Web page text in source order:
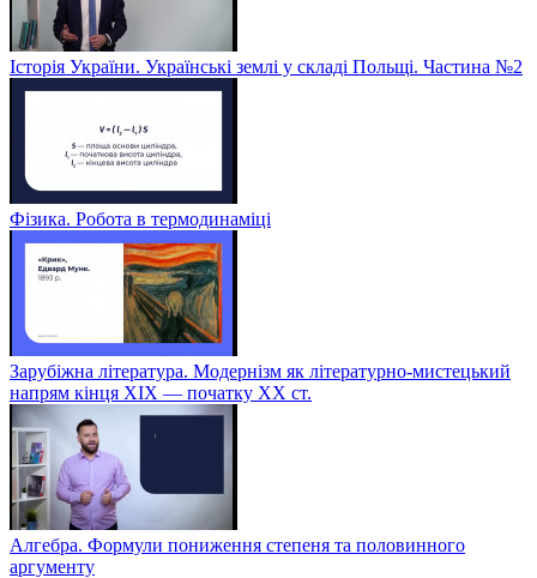
Історія України. Українські землі у складі Польщі. Частина №2
Фізика. Робота в термодинаміці
Зарубіжна література. Модернізм як літературно-мистецький
напрям кінця XIX — початку XX ст.
Алгебра. Формули пониження степеня та половинного
аргументу